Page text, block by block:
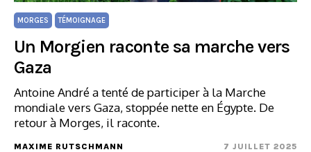
MORGES TÉMOIGNAGE
Un Morgien raconte sa marche vers
Gaza
Antoine André a tenté de participer à la Marche
mondiale vers Gaza, stoppée nette en Égypte. De
retour à Morges, il raconte.
MAXIME RUTSCHMANN 7 JUILLET 2025